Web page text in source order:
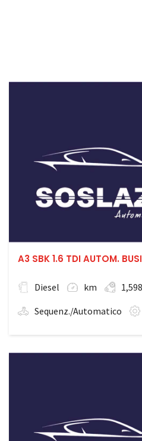
A3 SBK 1.6 TDI AUTOM.
Diesel km
Sequenz./Automatico